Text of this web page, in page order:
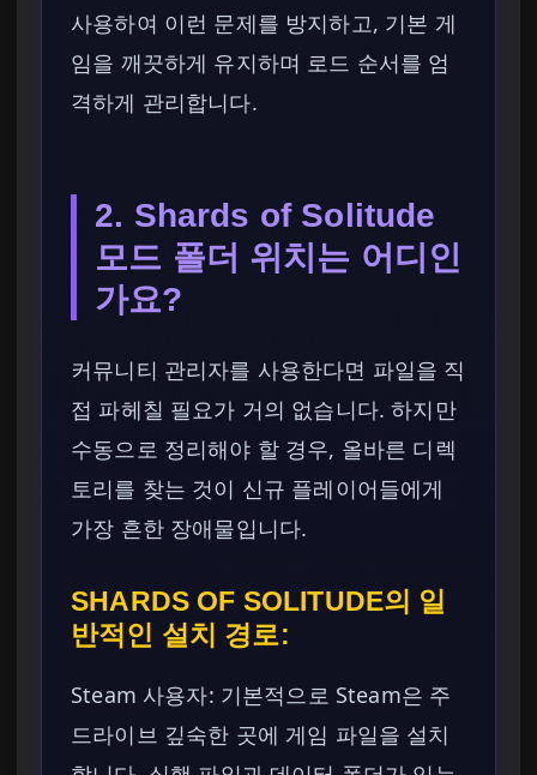
사용하여 이런 문제를 방지하고, 기본 게
임을 깨끗하게 유지하며 로드 순서를 엄
격하게 관리합니다.
2. Shards of Solitude
모드 폴더 위치는 어디인
가요?
커뮤니티 관리자를 사용한다면 파일을 직
접 파헤칠 필요가 거의 없습니다. 하지만
수동으로 정리해야 할 경우, 올바른 디렉
토리를 찾는 것이 신규 플레이어들에게
가장 흔한 장애물입니다.
SHARDS OF SOLITUDE의 일
반적인 설치 경로:
Steam 사용자: 기본적으로 Steam은 주
드라이브 깊숙한 곳에 게임 파일을 설치